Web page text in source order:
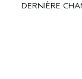
DERNIÈRE